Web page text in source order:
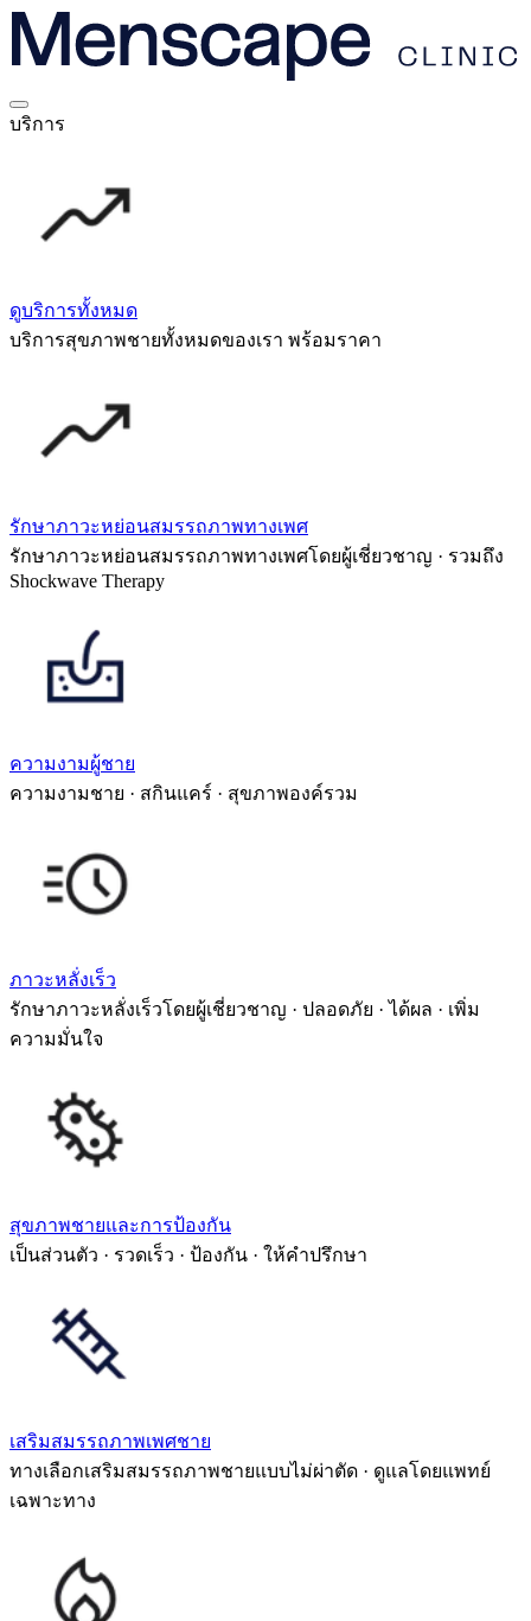
บริการ
ดูบริการทั้งหมด
บริการสุขภาพชายทั้งหมดของเรา พร้อมราคา
รักษาภาวะหย่อนสมรรถภาพทางเพศ
รักษาภาวะหย่อนสมรรถภาพทางเพศโดยผู้เชี่ยวชาญ · รวมถึง
Shockwave Therapy
ความงามผู้ชาย
ความงามชาย · สกินแคร์ · สุขภาพองค์รวม
ภาวะหลั่งเร็ว
รักษาภาวะหลั่งเร็วโดยผู้เชี่ยวชาญ · ปลอดภัย · ได้ผล · เพิ่ม
ความมั่นใจ
สุขภาพชายและการป้องกัน
เป็นส่วนตัว · รวดเร็ว · ป้องกัน · ให้คำปรึกษา
เสริมสมรรถภาพเพศชาย
ทางเลือกเสริมสมรรถภาพชายแบบไม่ผ่าตัด · ดูแลโดยแพทย์
เฉพาะทาง